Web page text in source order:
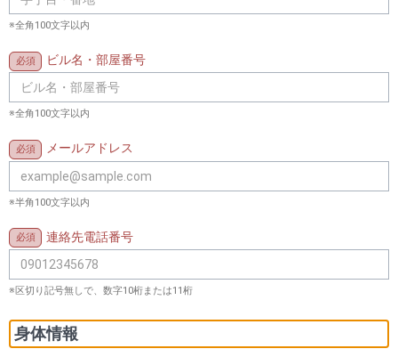
※全角100文字以内
ビル名・部屋番号
※全角100文字以内
メールアドレス
※半角100文字以内
連絡先電話番号
※区切り記号無しで、数字10桁または11桁
身体情報